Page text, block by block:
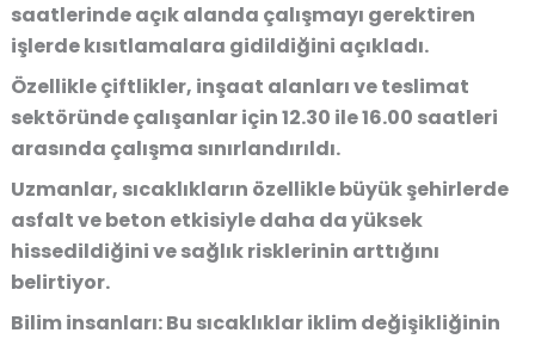
saatlerinde açık alanda çalışmayı gerektiren
işlerde kısıtlamalara gidildiğini açıkladı.
Özellikle çiftlikler, inşaat alanları ve teslimat
sektöründe çalışanlar için 12.30 ile 16.00 saatleri
arasında çalışma sınırlandırıldı.
Uzmanlar, sıcaklıkların özellikle büyük şehirlerde
asfalt ve beton etkisiyle daha da yüksek
hissedildiğini ve sağlık risklerinin arttığını
belirtiyor.
Bilim insanları: Bu sıcaklıklar iklim değişikliğinin